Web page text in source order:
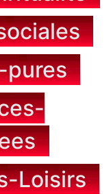
pures
Loisirs